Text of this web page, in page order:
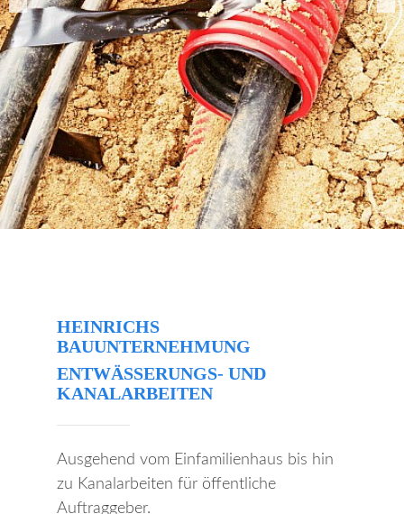
Previous
HEINRICHS
BAUUNTERNEHMUNG
ENTWÄSSERUNGS- UND
KANALARBEITEN
Ausgehend vom Einfamilienhaus bis hin
zu Kanalarbeiten für öffentliche
Auftraggeber.